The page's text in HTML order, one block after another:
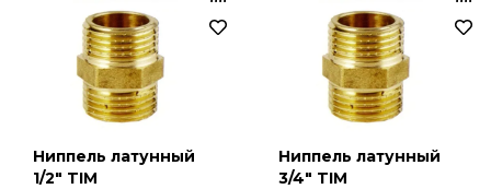
Ниппель латунный
1/2" TIM
Ниппель латунный
3/4" TIM